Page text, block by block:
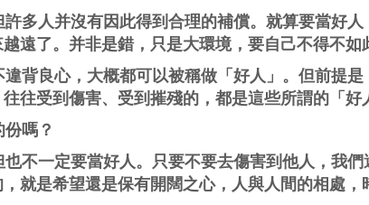
多人并沒有因此得到合理的補償。就算要當好
遠了。并非是錯，只是大環境，要自己不得不如
背良心，大概都可以被稱做「好人」。但前提
往受到傷害、受到摧殘的，都是這些所謂的「好
嗎？
不一定要當好人。只要不要去傷害到他人，我
就是希望還是保有開闊之心，人與人間的相處，